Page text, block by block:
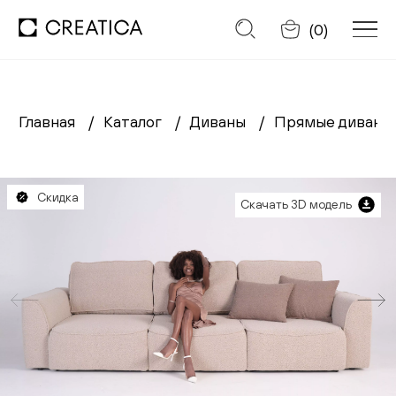
Отменить
(0)
Заказать обратный звонок
Каталог
Кресла
Кровати
Cтулья
Главная Каталог Диваны Прямые диваны
Скидка
Скачать 3D модель